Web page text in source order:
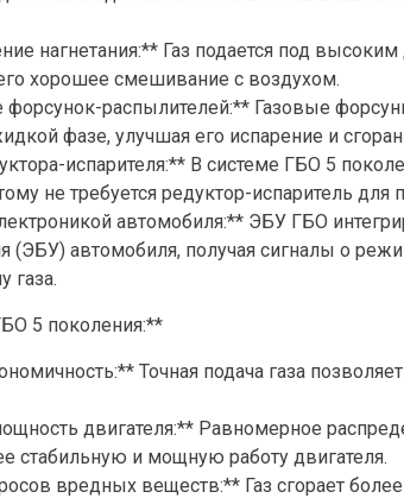
нагнетания:** Газ подается под
хорошее смешивание с воздухом.
распылителей:** Газовые
фазе, улучшая его испарение и
испарителя:** В системе ГБО 5
не требуется редуктор-испаритель для
автомобиля:** ЭБУ ГБО
(ЭБУ) автомобиля, получая сигналы о
газа.
5 поколения:**
Точная подача газа
двигателя:** Равномерное
стабильную и мощную работу двигателя.
вредных веществ:** Газ сгорает более